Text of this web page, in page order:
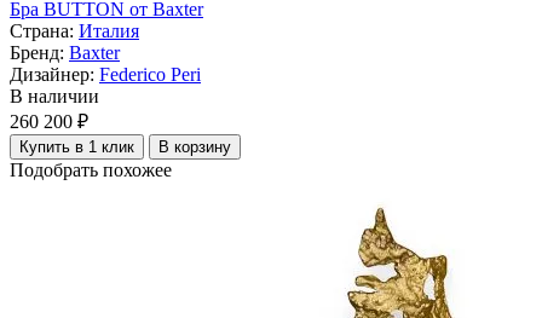
Бра BUTTON от Baxter
Страна: Италия
Бренд: Baxter
Дизайнер: Federico Peri
В наличии
260 200 ₽
Купить в 1 клик В корзину
Подобрать похожее